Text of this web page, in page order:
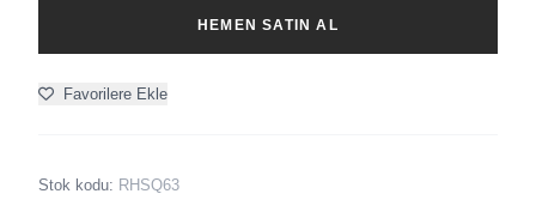
HEMEN SATIN AL
Favorilere Ekle
Stok kodu: RHSQ63